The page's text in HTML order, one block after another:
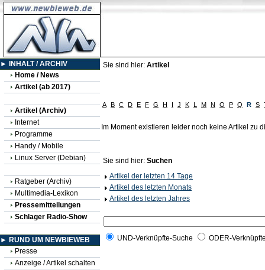
► INHALT / ARCHIV
Home / News
Artikel (ab 2017)
Artikel (Archiv)
Internet
Programme
Handy / Mobile
Linux Server (Debian)
Ratgeber (Archiv)
Multimedia-Lexikon
Pressemitteilungen
Schlager Radio-Show
► RUND UM NEWBIEWEB
Presse
Anzeige / Artikel schalten
Sie sind hier: Artikel
A B C D E F G H I J K L M N O P Q R S
Im Moment existieren leider noch keine Artikel zu
Sie sind hier: Suchen
Artikel der letzten 14 Tage
Artikel des letzten Monats
Artikel des letzten Jahres
UND-Verknüpfte-Suche ODER-